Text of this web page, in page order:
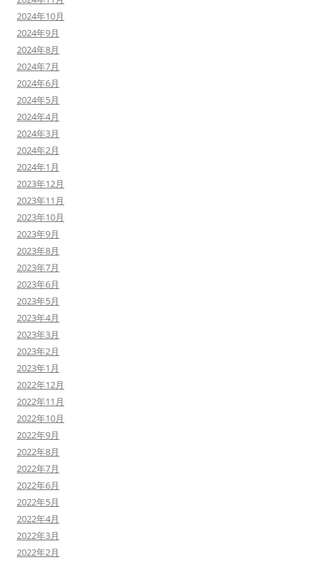
2024年10月
2024年9月
2024年8月
2024年7月
2024年6月
2024年5月
2024年4月
2024年3月
2024年2月
2024年1月
2023年12月
2023年11月
2023年10月
2023年9月
2023年8月
2023年7月
2023年6月
2023年5月
2023年4月
2023年3月
2023年2月
2023年1月
2022年12月
2022年11月
2022年10月
2022年9月
2022年8月
2022年7月
2022年6月
2022年5月
2022年4月
2022年3月
2022年2月